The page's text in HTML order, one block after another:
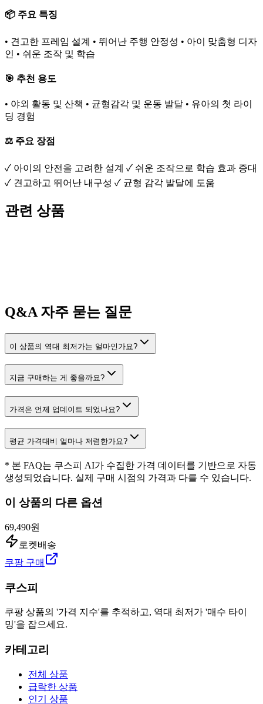
📦 주요 특징
• 견고한 프레임 설계 • 뛰어난 주행 안정성 • 아이 맞춤형 디자
인 • 쉬운 조작 및 학습
🎯 추천 용도
• 야외 활동 및 산책 • 균형감각 및 운동 발달 • 유아의 첫 라이
딩 경험
⚖️ 주요 장점
✓ 아이의 안전을 고려한 설계 ✓ 쉬운 조작으로 학습 효과 증대
✓ 견고하고 뛰어난 내구성 ✓ 균형 감각 발달에 도움
관련 상품
Q&A 자주 묻는 질문
이 상품의 역대 최저가는 얼마인가요?
지금 구매하는 게 좋을까요?
가격은 언제 업데이트 되었나요?
평균 가격대비 얼마나 저렴한가요?
* 본 FAQ는 쿠스피 AI가 수집한 가격 데이터를 기반으로 자동
생성되었습니다. 실제 구매 시점의 가격과 다를 수 있습니다.
이 상품의 다른 옵션
69,490원
로켓배송
쿠팡 구매
쿠스피
쿠팡 상품의 '가격 지수'를 추적하고, 역대 최저가 '매수 타이
밍'을 잡으세요.
카테고리
전체 상품
급락한 상품
인기 상품